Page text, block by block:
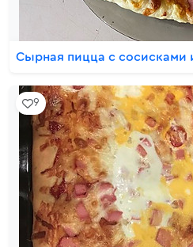
Сырная пицца с сосисками
9